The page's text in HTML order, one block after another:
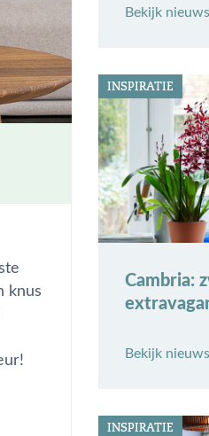
knus
Bekijk
INSPIRATIE
Cambria:
Bekijk
INSPIRATIE